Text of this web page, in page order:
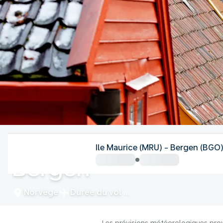
Bergen
Norvège Durée du vol
Ile Maurice (MRU) - Bergen (BGO)